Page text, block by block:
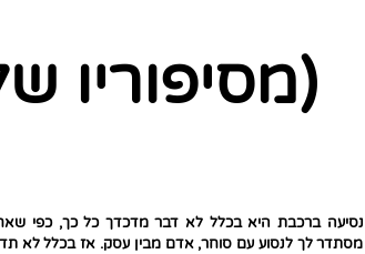
(מסיפוריו
נסיעה ברכבת היא בכלל לא דבר מדכדך כל כך, כפי
מסתדר לך לנסוע עם סוחר, אדם מבין עסק. אז בכלל לא